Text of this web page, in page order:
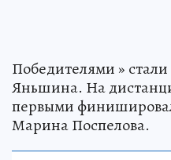
Победителями »
Яньшина. На
первыми
Марина Поспелова.